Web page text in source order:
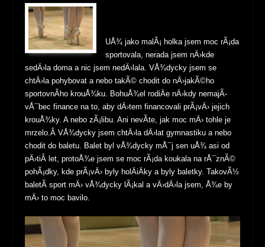
UÅ¾ jako malÃ¡ holka jsem moc rÃ¡da
sportovala, nerada jsem nÄ›kde
sedÄ›la doma a nic jsem nedÄ›lala. VÅ¾dycky jsem se
chtÄ›la pohybovat a nebo takÃ© chodit do nÄ›jakÃ©ho
sportovnÃ­ho krouÅ¾ku. BohuÅ¾el rodiÄe nÄ›kdy nemajÃ­
vÅ¯bec finance na to, aby dÄ›tem financovali prÃ¡vÄ› jejich
krouÅ¾ky. A nebo zÃ¡libu. Ani nevÃ­te, jak moc mÄ› tohle je
mrzelo.Â VÅ¾dycky jsem chtÄ›la dÄ›lat gymnastiku a nebo
chodit do baletu. Balet byl vÅ¾dycky mÅ¯j sen uÅ¾ asi od
pÄ›tiÂ let, protoÅ¾e jsem se moc rÃ¡da koukala na rÅ¯znÃ©
pohÃ¡dky, kde prÃ¡vÄ› byly holÄiÄky a byly baletky. TakovÃ½
baletÃ­ sport mÄ› vÅ¾dycky lÃ¡kal a vÄ›dÄ›la jsem, Å¾e by
mÄ› to moc bavilo.